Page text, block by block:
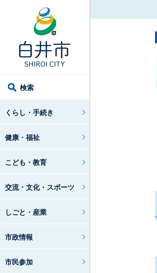
検索
くらし・手続き
健康・福祉
こども・教育
交流・文化・スポーツ
しごと・産業
市政情報
市民参加